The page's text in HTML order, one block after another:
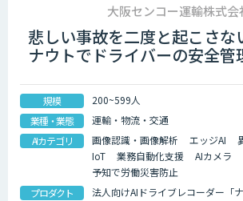
大阪センコー運輸株式会
悲しい事故を二度と起こさな
ナウトでドライバーの安全管
規模
200~599人
業種・業態
運輸・物流・交通
AIカテゴリ
画像認識・画像解析 エッジAI
IoT
業務自動化支援 AIカメラ
予知で労働災害防止
プロダクト
法人向けAIドライブレコーダー「ナ